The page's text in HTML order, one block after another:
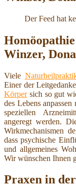
Der Feed hat
Winzer,
Viele
Einer der
Körpersich so gut
des Lebens
speziellen
angeregt werden.
Wirkmechanismen
dass psychische
und allgemeines
Wir wünschen Ihnen
Praxen in